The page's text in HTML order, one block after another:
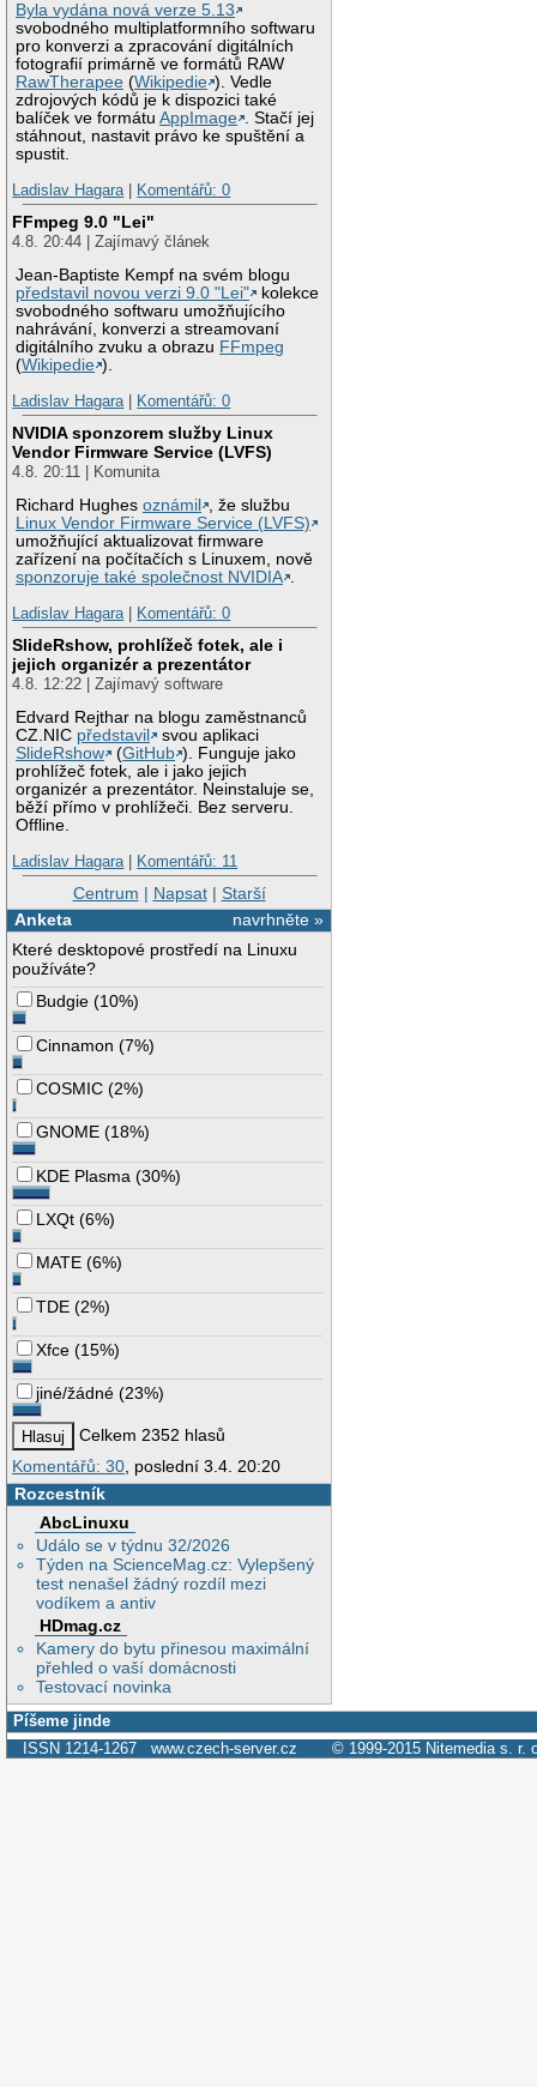
Byla vydána nová verze 5.13
svobodného multiplatformního softwaru
pro konverzi a zpracování digitálních
fotografií primárně ve formátů RAW
RawTherapee (Wikipedie ). Vedle
zdrojových kódů je k dispozici také
balíček ve formátuAppImage . Stačí jej
stáhnout, nastavit právo ke spuštění a
spustit.
Ladislav Hagara| Komentářů: 0
FFmpeg 9.0 "Lei"
4.8. 20:44 | Zajímavý článek
Jean-Baptiste Kempf na svém blogu
představil novou verzi 9.0 "Lei"
kolekce
svobodného softwaru umožňujícího
nahrávání, konverzi a streamovaní
digitálního zvuku a obrazu FFmpeg
(Wikipedie ).
Ladislav Hagara| Komentářů: 0
NVIDIA sponzorem služby Linux
Vendor Firmware Service (LVFS)
4.8. 20:11 | Komunita
Richard Hughesoznámil
, že službu
Linux Vendor Firmware Service (LVFS)
umožňující aktualizovat firmware
zařízení na počítačích s Linuxem, nově
sponzoruje také společnost NVIDIA .
Ladislav Hagara| Komentářů: 0
SlideRshow, prohlížeč fotek, ale i
jejich organizér a prezentátor
4.8. 12:22 | Zajímavý software
Edvard Rejthar na blogu zaměstnanců
CZ.NIC představil
svou aplikaci
SlideRshow
(GitHub ). Funguje jako
prohlížeč fotek, ale i jako jejich
organizér a prezentátor. Neinstaluje se,
běží přímo v prohlížeči. Bez serveru.
Offline.
Ladislav Hagara| Komentářů: 11
Centrum | Napsat| Starší
navrhněte »
Anketa
Které desktopové prostředí na Linuxu
používáte?
Budgie (10%)
Cinnamon (7%)
COSMIC (2%)
GNOME (18%)
KDE Plasma (30%)
LXQt (6%)
MATE (6%)
TDE (2%)
Xfce (15%)
jiné/žádné (23%)
Celkem 2352 hlasů
Komentářů: 30 , poslední 3.4. 20:20
Rozcestník
AbcLinuxu
Událo se v týdnu 32/2026
Týden na ScienceMag.cz: Vylepšený
test nenašel žádný rozdíl mezi
vodíkem a antiv
HDmag.cz
Kamery do bytu přinesou maximální
přehled o vaší domácnosti
Testovací novinka
Píšeme jinde
ISSN 1214-1267 www.czech-server.cz © 1999-2015 Nitemedia s. r.